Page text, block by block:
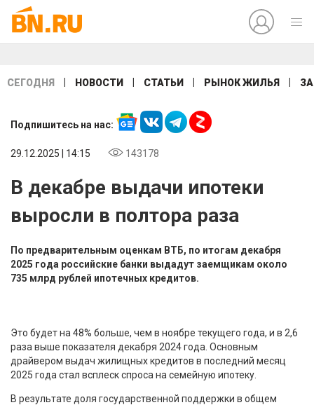
СЕГОДНЯ НОВОСТИ СТАТЬИ РЫНОК ЖИЛЬЯ
Подпишитесь на нас:
29.12.2025 | 14:15 143178
В декабре выдачи ипотеки
выросли в полтора раза
По предварительным оценкам ВТБ, по итогам декабря
2025 года российские банки выдадут заемщикам около
735 млрд рублей ипотечных кредитов.
Это будет на 48% больше, чем в ноябре текущего года, и в 2,6
раза выше показателя декабря 2024 года. Основным
драйвером выдач жилищных кредитов в последний месяц
2025 года стал всплеск спроса на семейную ипотеку.
В результате доля государственной поддержки в общем